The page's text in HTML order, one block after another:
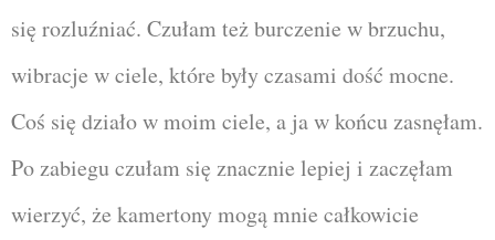
się rozluźniać. Czułam też burczenie w brzuchu,
wibracje w ciele, które były czasami dość mocne.
Coś się działo w moim ciele, a ja w końcu zasnęłam.
Po zabiegu czułam się znacznie lepiej i zaczęłam
wierzyć, że kamertony mogą mnie całkowicie